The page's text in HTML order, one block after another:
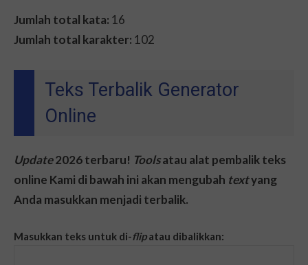
Jumlah total kata: 16
Jumlah total karakter: 102
Teks Terbalik Generator
Online
Update2026terbaru! Toolsatau alat pembalik teks
online Kami di bawah ini akan mengubah textyang
Anda masukkan menjadi terbalik.
Masukkan teks untuk di-flipatau dibalikkan: